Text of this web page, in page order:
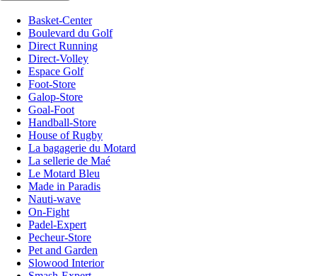
Basket-Center
Boulevard du Golf
Direct Running
Direct-Volley
Espace Golf
Foot-Store
Galop-Store
Goal-Foot
Handball-Store
House of Rugby
La bagagerie du Motard
La sellerie de Maé
Le Motard Bleu
Made in Paradis
Nauti-wave
On-Fight
Padel-Expert
Pecheur-Store
Pet and Garden
Slowood Interior